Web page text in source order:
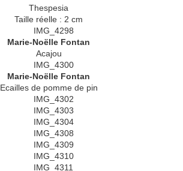
Thespesia
Taille réelle : 2 cm
Marie-Noëlle Fontan
Acajou
Marie-Noëlle Fontan
Ecailles de pomme de pin